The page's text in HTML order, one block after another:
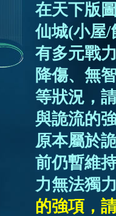
在天下版
仙城(小屋/
有多元戰
降傷、無
等狀況，
與詭流的
原本屬於
前仍暫維
力無法獨
的強項，